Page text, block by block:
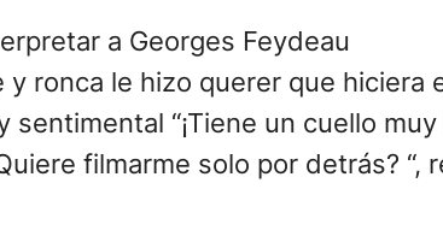
a Georges Feydeau
y ronca le hizo querer que hiciera
“¡Tiene un cuello
filmarme solo por detrás? “,